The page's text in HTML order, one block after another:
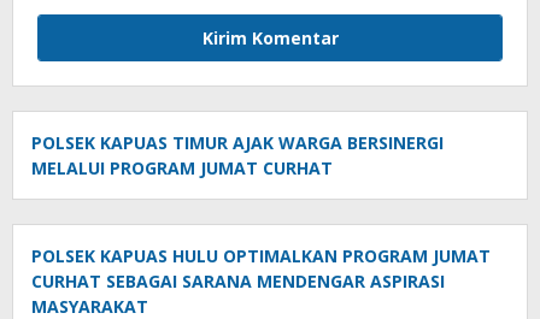
POLSEK KAPUAS TIMUR AJAK WARGA BERSINERGI
MELALUI PROGRAM JUMAT CURHAT
POLSEK KAPUAS HULU OPTIMALKAN PROGRAM JUMAT
CURHAT SEBAGAI SARANA MENDENGAR ASPIRASI
MASYARAKAT